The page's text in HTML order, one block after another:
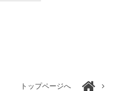
トップページへ